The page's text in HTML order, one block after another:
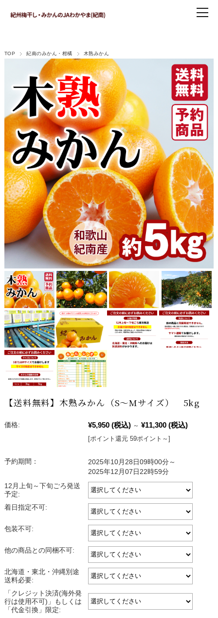
TOP 紀南のみかん・柑橘 木熟みかん
【送料無料】木熟みかん（S～Mサイズ） 5kg
価格: ¥5,950 (税込) ～ ¥11,300 (税込)
[ポイント還元 59ポイント～]
予約期間：
2025年10月28日09時00分～
2025年12月07日22時59分
12月上旬～下旬ごろ発送
予定:
着日指定不可:
包装不可:
他の商品との同梱不可:
北海道・東北・沖縄別途
送料必要:
「クレジット決済(海外発
行は使用不可)」もしくは
「代金引換」限定: